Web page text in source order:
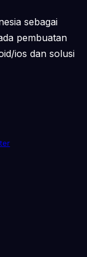
sebagai
pembuatan
ios dan solusi